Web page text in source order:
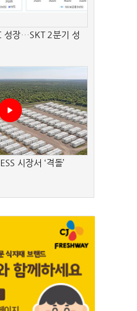
성장…SKT 2분기 성
시장서 ‘격돌’